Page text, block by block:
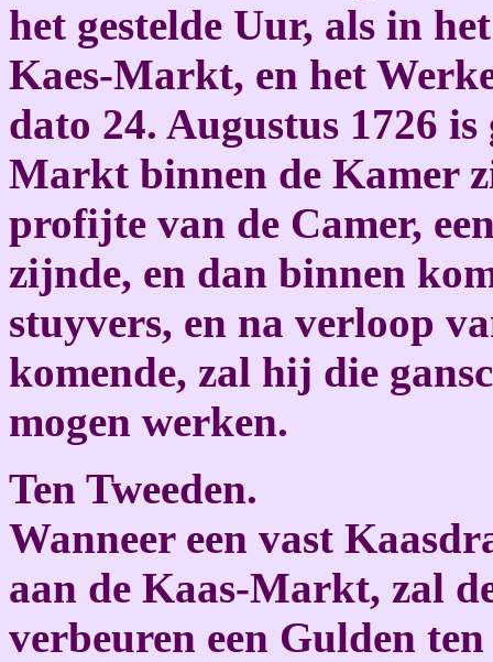
het gestelde Uur, als in
Kaes-Markt, en het
dato 24. Augustus 1726
Markt binnen de Kamer
profijte van de Camer,
zijnde, en dan binnen
stuyvers, en na verloop
komende, zal hij die
mogen werken.
Ten Tweeden.
Wanneer een vast
aan de Kaas-Markt, zal
verbeuren een Gulden